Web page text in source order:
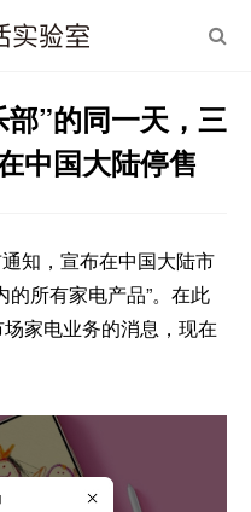
”的同一天，三
中国大陆停售
知，宣布在中国大陆市
的所有家电产品”。在此
家电业务的消息，现在